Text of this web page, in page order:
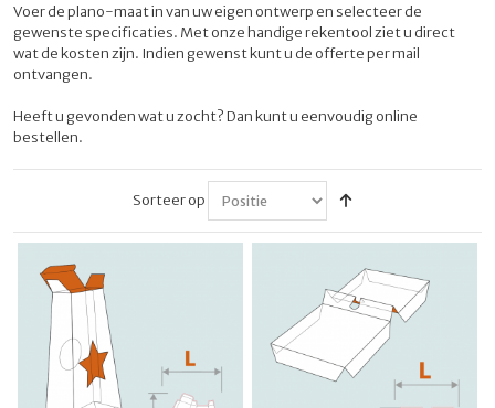
Voer de plano-maat in van uw eigen ontwerp en selecteer de
gewenste specificaties. Met onze handige rekentool ziet u direct
wat de kosten zijn. Indien gewenst kunt u de offerte per mail
ontvangen.
Heeft u gevonden wat u zocht? Dan kunt u eenvoudig online
bestellen.
Sorteer op